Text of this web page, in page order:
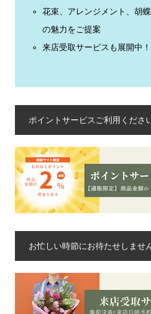
花束、アレンジメント、胡
の魅力をご提案
来店受取サービスも展開中！
ポイントサービスご利用くださ
お忙しい時節にお待たせしませ